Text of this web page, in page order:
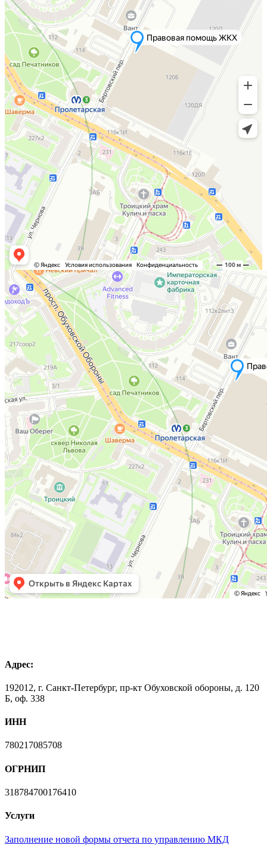
Адрес:
192012, г. Санкт-Петербург, пр-кт Обуховской обороны, д. 120
Б, оф. 338
ИНН
780217085708
ОГРНИП
318784700176410
Услуги
Заполнение новой формы отчета по управлению МКД